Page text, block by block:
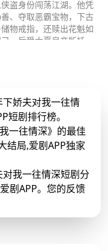
盗身份闯荡江湖。他凭
、夺取恶霸宝物，下古
物戒指，还赎出花魁如
。后受大夏皇帝所托，
了一段快意热血的江湖
娇夫对我一往情
短剧排行榜。
一往情深》的最佳
结局,爱剧APP独家
我一往情深短剧分
剧APP。您的反馈